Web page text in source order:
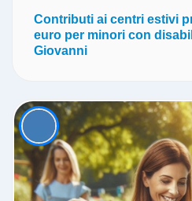
Contributi ai centri estivi
euro per minori con
Giovanni